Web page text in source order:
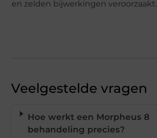
en zelden bijwerkingen veroorzaakt.
Veelgestelde vragen
Hoe werkt een Morpheus 8
behandeling precies?